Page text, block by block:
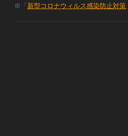
※「 新型コロナウィルス感染防止対策